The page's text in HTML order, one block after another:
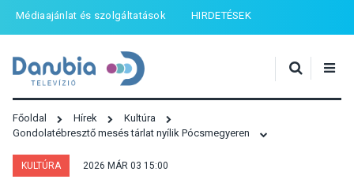
Médiaajánlat és szolgáltatások HIRDETÉSEK
Főoldal Hírek
Kultúra
Gondolatébresztő mesés tárlat nyílik Pócsmegyeren
KULTÚRA 2026 MÁR 03 15:00